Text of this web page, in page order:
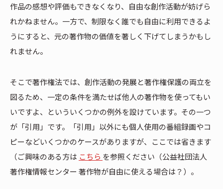
作品の感想や評価もできなくなり、自由な創作活動が妨げら
れかねません。一方で、制限なく誰でも自由に利用できるよ
うにすると、元の著作物の価値を著しく下げてしまうかもし
れません。
そこで著作権法では、創作活動の発展と著作権保護の両立を
図るため、一定の条件を満たせば他人の著作物を使ってもい
いですよ、といういくつかの例外を設けています。その一つ
が「引用」です。「引用」以外にも個人使用の番組録画やコ
ピーなどいくつかのケースがありますが、ここでは省きます
（ご興味のある方は こちら を参照ください（公益社団法人
著作権情報センター 著作物が自由に使える場合は？）。